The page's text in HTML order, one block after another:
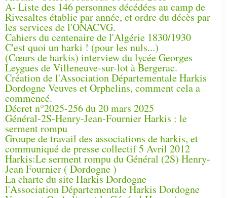
A- Liste des 146 personnes décédées au camp de
Rivesaltes établie par année, et ordre du décès par
les services de l'ONACVG.
Cahiers du centenaire de l'Algérie 1830/1930
C'est quoi un harki ! (pour les nuls...)
(Cœurs de harkis) interview du lycée Georges
Leygues de Villeneuve-sur-lot à Bergerac.
Création de l'Association Départementale Harkis
Dordogne Veuves et Orphelins, comment cela a
commencé.
Décret n°2025-256 du 20 mars 2025
Général-2S-Henry-Jean-Fournier Harkis : le
serment rompu
Groupe de travail des associations de harkis, et
communiqué de presse collectif 5 Avril 2012
Harkis:Le serment rompu du Général (2S) Henry-
Jean Fournier ( Dordogne )
La charte du site Harkis Dordogne
l'Association Départementale Harkis Dordogne